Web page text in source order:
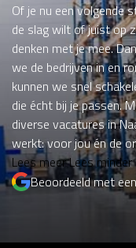
Of je nu een volgende
de slag wilt of juist op
denken met je mee.
we de bedrijven in en
kunnen we snel
die écht bij je passen.
diverse vacatures in
werkt: voor jou én de
Lees meerLees minder
Beoordeeld met een